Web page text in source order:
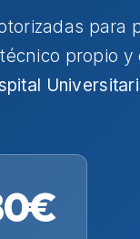
para
propio y